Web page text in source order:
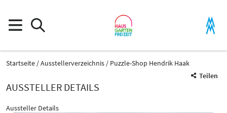
Startseite Ausstellerverzeichnis
Puzzle-Shop Hendrik Haak
Teilen
AUSSTELLER DETAILS
Aussteller Details